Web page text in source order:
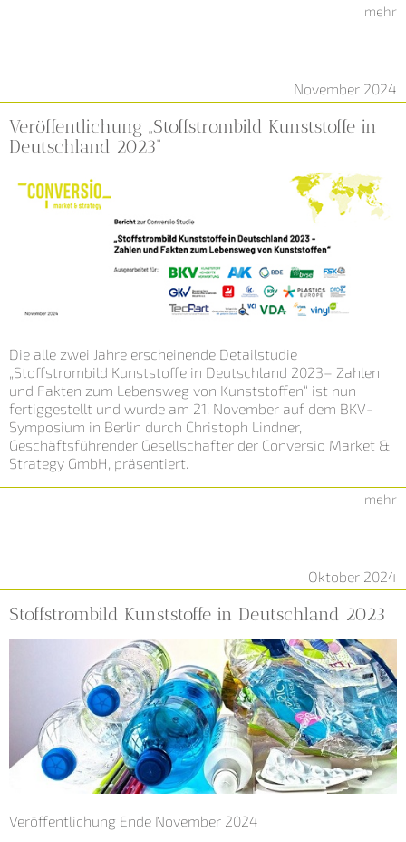
mehr
November 2024
Veröffentlichung „Stoffstrombild Kunststoffe in
Deutschland 2023“
Die alle zwei Jahre erscheinende Detailstudie
„Stoffstrombild Kunststoffe in Deutschland 2023– Zahlen
und Fakten zum Lebensweg von Kunststoffen“ ist nun
fertiggestellt und wurde am 21. November auf dem BKV-
Symposium in Berlin durch Christoph Lindner,
Geschäftsführender Gesellschafter der Conversio Market &
Strategy GmbH, präsentiert.
mehr
Oktober 2024
Stoffstrombild Kunststoffe in Deutschland 2023
Veröffentlichung Ende November 2024